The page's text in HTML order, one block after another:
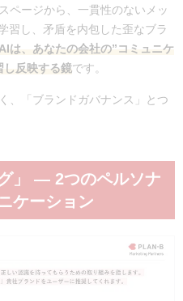
ページから、一貫性のないメッ
習し、矛盾を内包した歪なブラ
は、あなたの会社の”コミュニケ
し反映する鏡です。
、「ブランドガバナンス」とつ
」 ― 2つのペルソナ
ケーション